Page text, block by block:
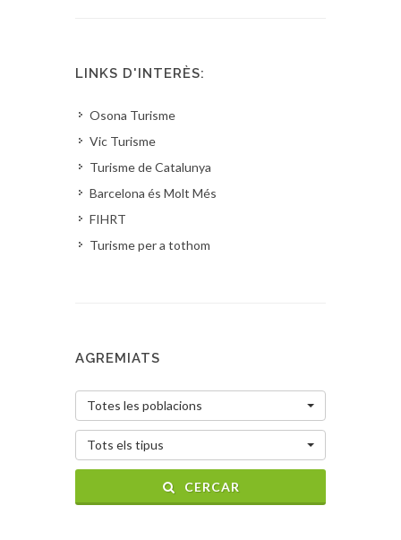
LINKS D'INTERÈS:
Osona Turisme
Vic Turisme
Turisme de Catalunya
Barcelona és Molt Més
FIHRT
Turisme per a tothom
AGREMIATS
Totes les poblacions
Tots els tipus
CERCAR